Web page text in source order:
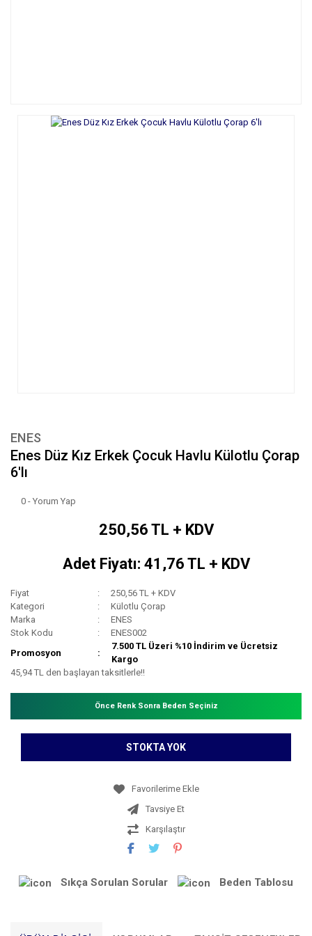
ENES
Enes Düz Kız Erkek Çocuk Havlu Külotlu Çorap
6'lı
0 - Yorum Yap
250,56 TL + KDV
Adet Fiyatı: 41,76 TL + KDV
Fiyat
250,56 TL + KDV
Kategori
Külotlu Çorap
Marka
ENES
Stok Kodu
ENES002
Promosyon
7.500 TL Üzeri %10 İndirim ve Ücretsiz
Kargo
45,94 TL den başlayan taksitlerle!!
Önce Renk Sonra Beden Seçiniz
STOKTA YOK
Tavsiye Et
Karşılaştır
Sıkça Sorulan Sorular Beden Tablosu